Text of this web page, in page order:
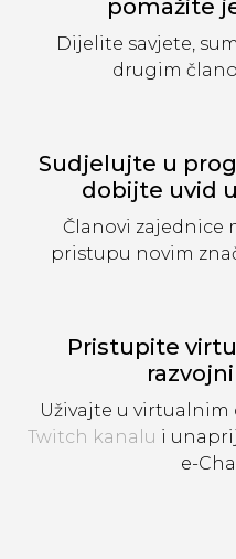
pomažite
Dijelite savjete,
drugim
Sudjelujte u
dobijte uvid
Članovi zajednice
pristupu novim
Pristupite
Uživajte u
Twitch kanalu i
e-